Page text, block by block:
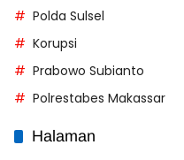
Polda Sulsel
Korupsi
Prabowo Subianto
Polrestabes Makassar
Halaman